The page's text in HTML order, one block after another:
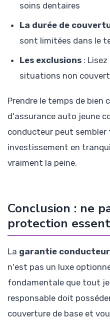
soins dentaires
La durée de
sont limitées dans le
Les exclusions :
situations non
Prendre le temps de bien
d'assurance auto jeune
conducteur peut
investissement en
vraiment la peine.
Conclusion : ne
protection
La garantie
n'est pas un luxe
fondamentale que tout
responsable doit
couverture de base et